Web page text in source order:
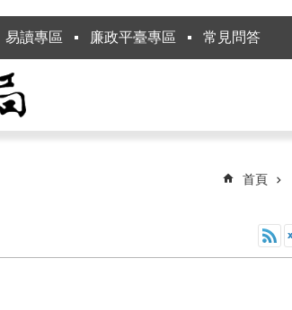
易讀專區 廉政平臺專區 常見問答
首頁